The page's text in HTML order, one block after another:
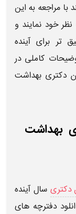
با مراجعه به این
خود نمایند و
تر برای آینده
کاملی در
دکتری بهداشت
بهداشت
دکتری سال آینده
دفترچه های